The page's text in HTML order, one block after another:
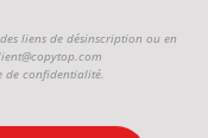
liens de désinscription ou en
de confidentialité.